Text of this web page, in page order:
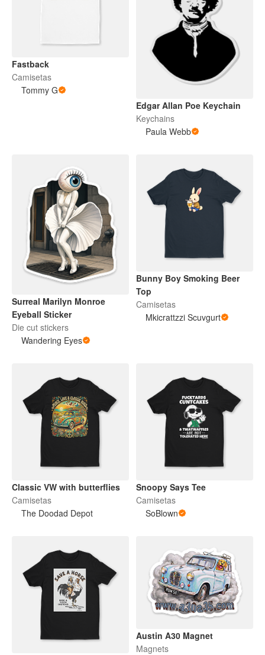
Fastback
Camisetas
Tommy G
Edgar Allan Poe Keychain
Keychains
Paula Webb
Surreal Marilyn Monroe
Eyeball Sticker
Die cut stickers
Wandering Eyes
Bunny Boy Smoking Beer
Top
Camisetas
Mkicrattzzi Scuvgurt
Classic VW with butterflies
Camisetas
The Doodad Depot
Snoopy Says Tee
Camisetas
SoBlown
Austin A30 Magnet
Magnets